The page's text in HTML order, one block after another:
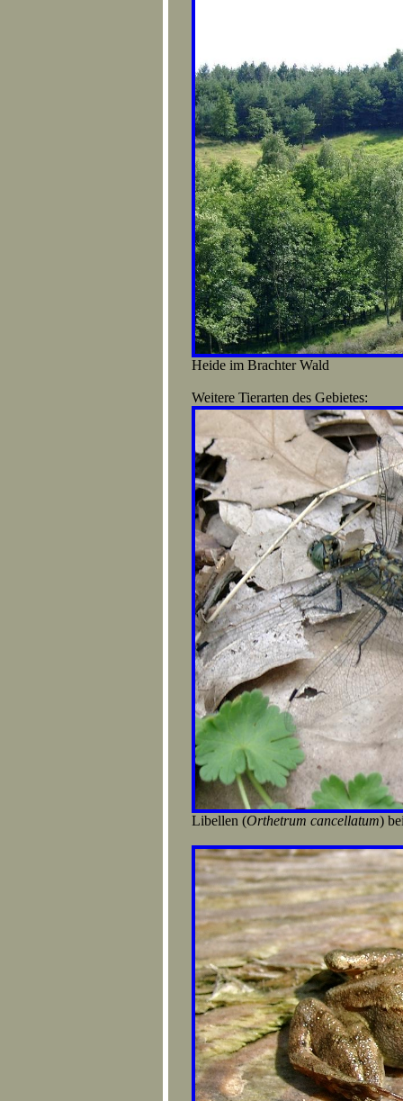
Heide im Brachter Wald
Weitere Tierarten des Gebietes:
Libellen (Orthetrum cancellatum)